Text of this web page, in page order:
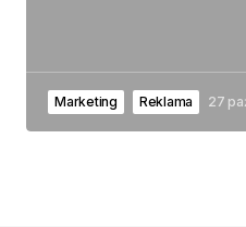
Marketing Reklama 27